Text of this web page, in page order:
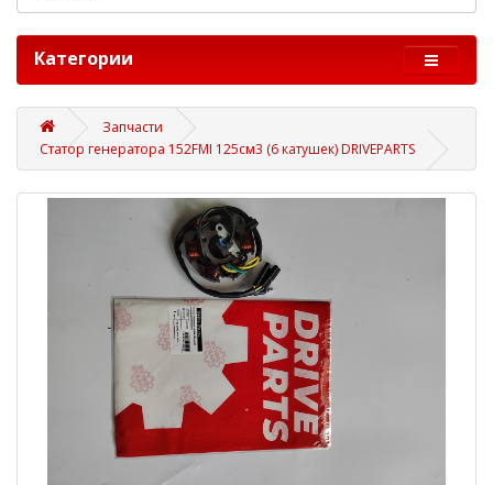
Категории
Запчасти
Статор генератора 152FMI 125см3 (6 катушек) DRIVEPARTS